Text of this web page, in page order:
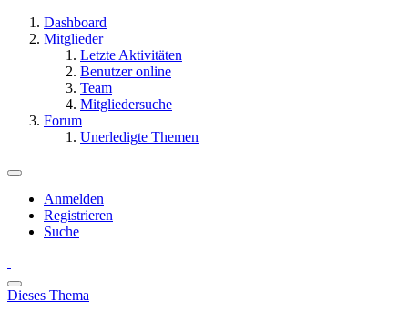
Dashboard
Mitglieder
Letzte Aktivitäten
Benutzer online
Team
Mitgliedersuche
Forum
Unerledigte Themen
Anmelden
Registrieren
Suche
Dieses Thema